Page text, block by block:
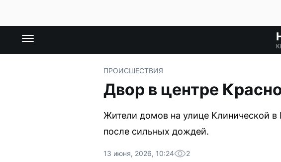
ПРОИСШЕСТВИЯ
Двор в центре
Жители домов на улице Клинической в
после сильных дождей.
13 июня, 2026, 10:24 2